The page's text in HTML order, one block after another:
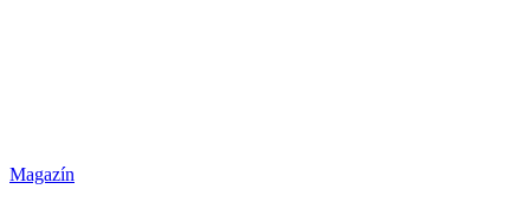
Magazín